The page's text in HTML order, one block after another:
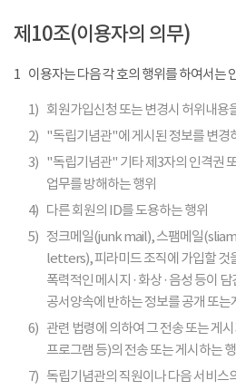
제10조(이용자의 의무)
1 이용자는 다음 각 호의 행위를 하여서는
1) 회원가입신청 또는 변경시 허위내용
2) "독립기념관"에 게시된 정보를 변경
3) "독립기념관" 기타 제3자의 인격권
업무를 방해하는 행위
4) 다른 회원의 ID를 도용하는 행위
5) 정크메일(junk mail), 스팸메일
letters), 피라미드 조직에 가입할 것
폭력적인 메시지 · 화상 · 음성 등이
공서양속에 반하는 정보를 공개 또는
6) 관련 법령에 의하여 그 전송 또는 게
프로그램 등)의 전송 또는 게시하는
7) 독립기념관의 직원이나 다음 서비스